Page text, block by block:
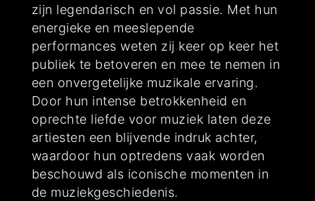
zijn legendarisch en vol passie. Met hun
energieke en meeslepende
performances weten zij keer op keer het
publiek te betoveren en mee te nemen in
een onvergetelijke muzikale ervaring.
Door hun intense betrokkenheid en
oprechte liefde voor muziek laten deze
artiesten een blijvende indruk achter,
waardoor hun optredens vaak worden
beschouwd als iconische momenten in
de muziekgeschiedenis.